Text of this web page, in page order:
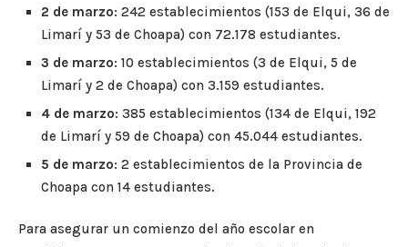
2 de marzo: 242 establecimientos (153 de Elqui, 36 de
Limarí y 53 de Choapa) con 72.178 estudiantes.
3 de marzo: 10 establecimientos (3 de Elqui, 5 de
Limarí y 2 de Choapa) con 3.159 estudiantes.
4 de marzo: 385 establecimientos (134 de Elqui, 192
de Limarí y 59 de Choapa) con 45.044 estudiantes.
5 de marzo: 2 establecimientos de la Provincia de
Choapa con 14 estudiantes.
Para asegurar un comienzo del año escolar en